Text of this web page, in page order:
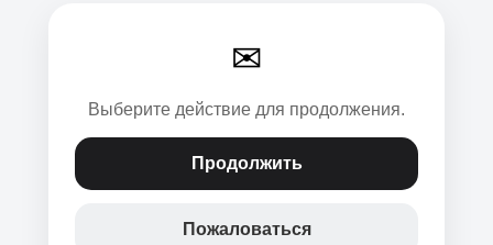
✉
Выберите действие для продолжения.
Продолжить
Пожаловаться